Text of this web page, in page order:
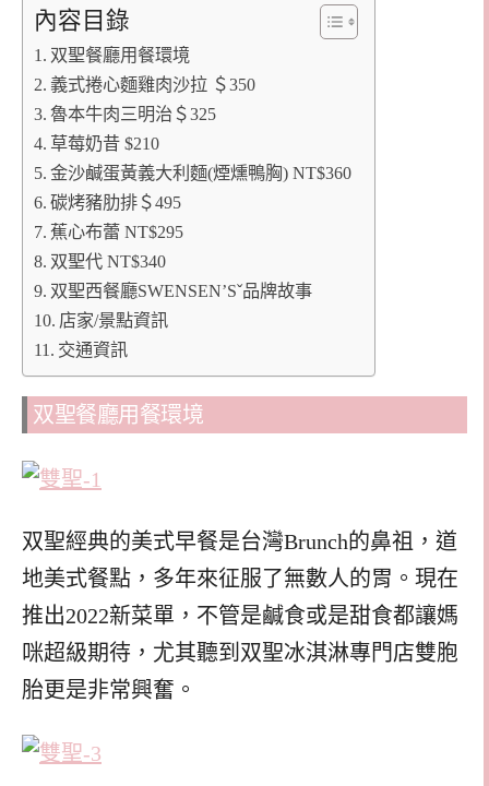
內容目錄
双聖餐廳用餐環境
義式捲心麵雞肉沙拉 ＄350
魯本牛肉三明治＄325
草莓奶昔 $210
金沙鹹蛋黃義大利麵(煙燻鴨胸) NT$360
碳烤豬肋排＄495
蕉心布蕾 NT$295
双聖代 NT$340
双聖西餐廳SWENSEN’Sˇ品牌故事
店家/景點資訊
交通資訊
双聖餐廳用餐環境
双聖經典的美式早餐是台灣Brunch的鼻祖，道
地美式餐點，多年來征服了無數人的胃。現在
推出2022新菜單，不管是鹹食或是甜食都讓媽
咪超級期待，尤其聽到双聖冰淇淋專門店雙胞
胎更是非常興奮。